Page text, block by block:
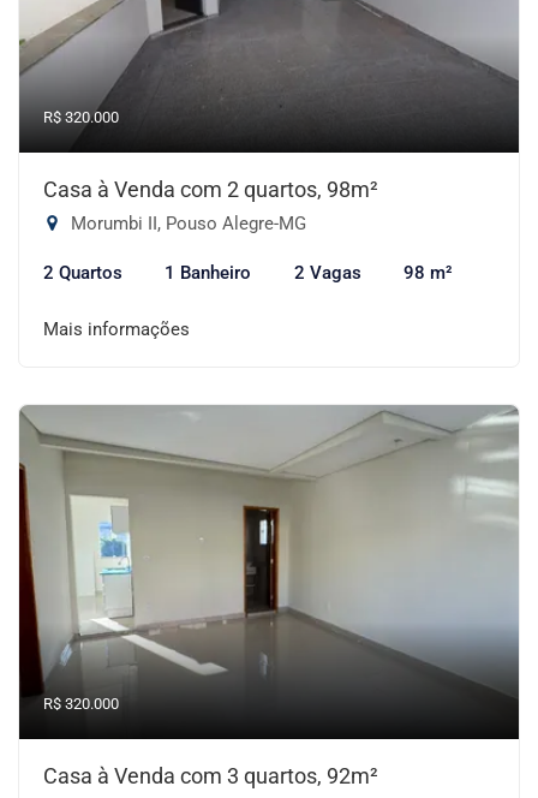
R$ 320.000
Casa à Venda com 2 quartos, 98m²
Morumbi II, Pouso Alegre-MG
2 Quartos 1 Banheiro 2 Vagas 98 m²
Mais informações
R$ 320.000
Casa à Venda com 3 quartos, 92m²